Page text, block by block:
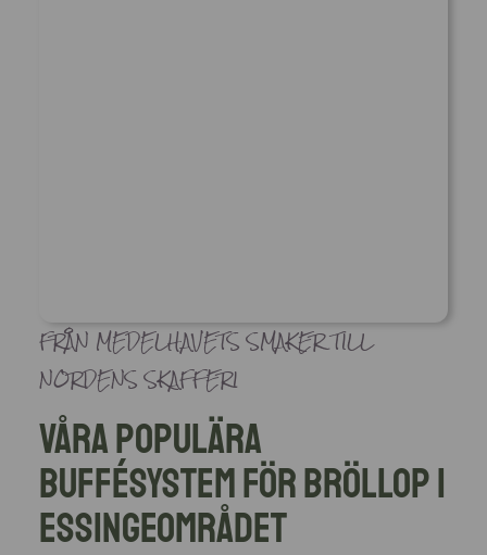
FRÅN MEDELHAVETS SMAKER TILL
NORDENS SKAFFERI
Våra populära
buffésystem för bröllop i
Essingeområdet